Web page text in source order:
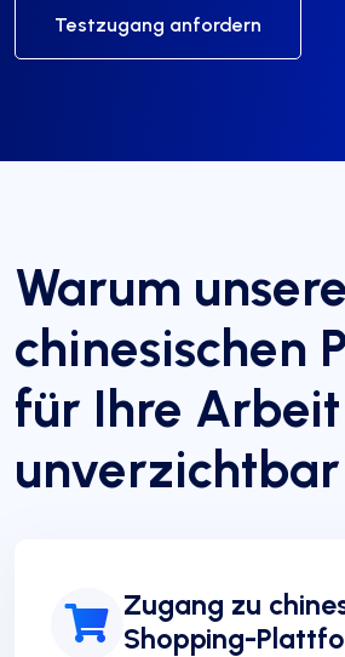
Testzugang anfordern
Warum unsere
chinesischen
für Ihre Arbeit
Zugang zu
Shopping-